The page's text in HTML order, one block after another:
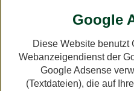
Google
Diese Website benutzt
Webanzeigendienst der
Google Adsense
(Textdateien), die auf